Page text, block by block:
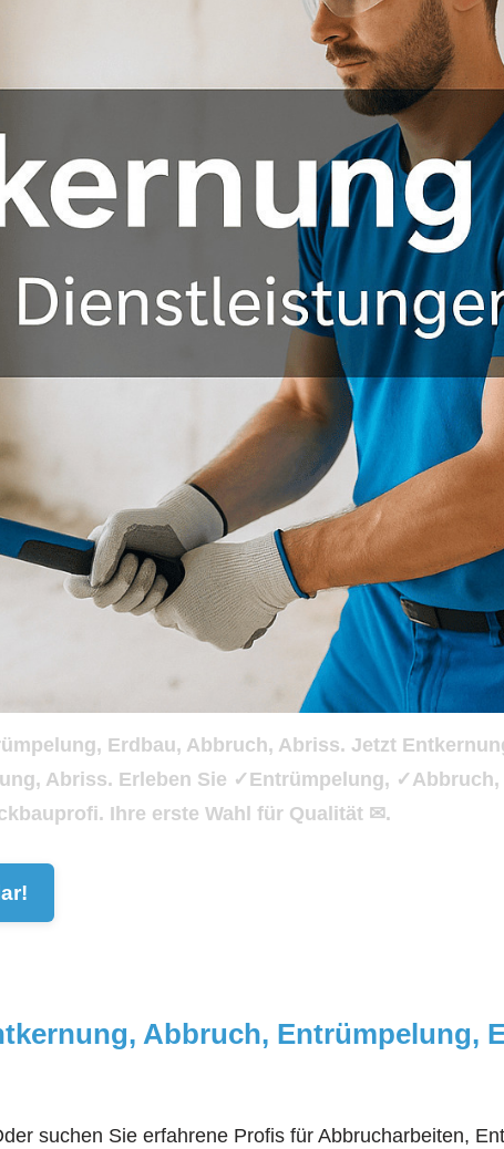
Erdbau, Abbruch, Abriss. Jetzt
Abriss. Erleben Sie ✓Entrümpelung,
Ihre erste Wahl für Qualität ✉.
Abbruch, Entrümpelung,
suchen Sie erfahrene Profis für Abbrucharbeiten,